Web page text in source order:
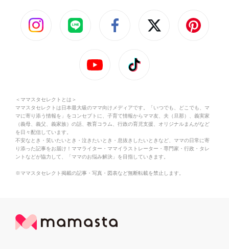
＜ママスタセレクトとは＞
ママスタセレクトは日本最大級のママ向けメディアです。「いつでも、どこでも、マ
マに寄り添う情報を」をコンセプトに、子育て情報からママ友、夫（旦那）、義実家
（義母、義父、義家族）の話、教育コラム、行政の育児支援、オリジナルまんがなど
を日々配信しています。
不安なとき・笑いたいとき・泣きたいとき・息抜きしたいときなど、ママの日常に寄
り添った記事をお届け！ママライター・ママイラストレーター・専門家・行政・タレ
ントなどが協力して、「ママのお悩み解決」を目指していきます。
※ママスタセレクト掲載の記事・写真・図表など無断転載を禁止します。